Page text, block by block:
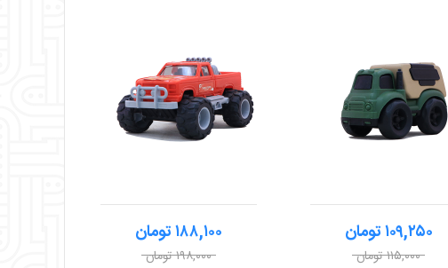
۱۸۸,۱۰۰ تومان
۱۹۸,۰۰۰ تومان
۱۰۹,۲۵۰ تومان
۱۱۵,۰۰۰ تومان